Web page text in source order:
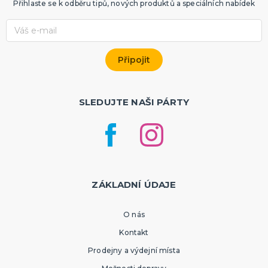
Přihlaste se k odběru tipů, nových produktů a speciálních nabídek
SLEDUJTE NAŠI PÁRTY
ZÁKLADNÍ ÚDAJE
O nás
Kontakt
Prodejny a výdejní místa